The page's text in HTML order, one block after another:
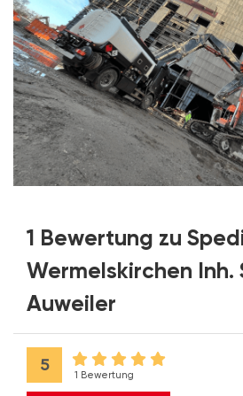
1 Bewertung zu
Wermelskirchen Inh.
Auweiler
5
1 Bewertung